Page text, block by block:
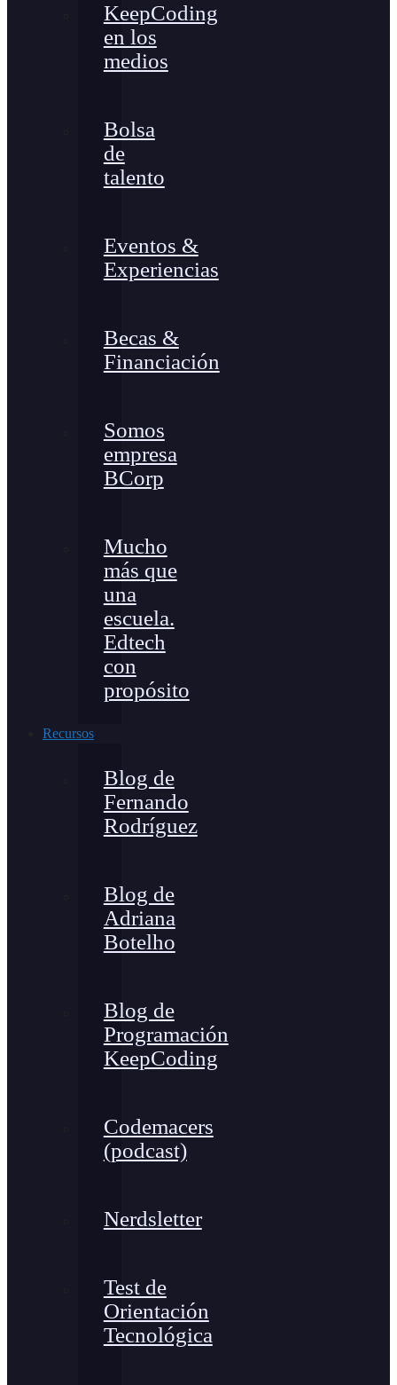
KeepCoding
en los
medios
Bolsa
de
talento
Eventos &
Experiencias
Becas &
Financiación
Somos
empresa
BCorp
Mucho
más que
una
escuela.
Edtech
con
propósito
Recursos
Blog de
Fernando
Rodríguez
Blog de
Adriana
Botelho
Blog de
Programación
KeepCoding
Codemacers
(podcast)
Nerdsletter
Test de
Orientación
Tecnológica